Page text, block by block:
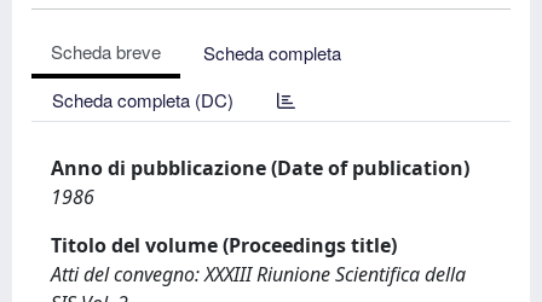
Scheda breve
Scheda completa
Scheda completa (DC)
Anno di pubblicazione (Date of publication)
1986
Titolo del volume (Proceedings title)
Atti del convegno: XXXIII Riunione Scientifica della